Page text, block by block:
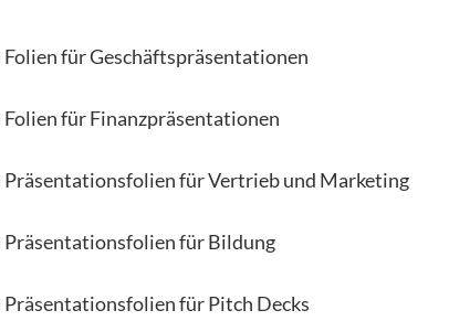
für Geschäftspräsentationen
für Finanzpräsentationen
Präsentationsfolien für Vertrieb und Marketing
Präsentationsfolien für Bildung
Präsentationsfolien für Pitch Decks